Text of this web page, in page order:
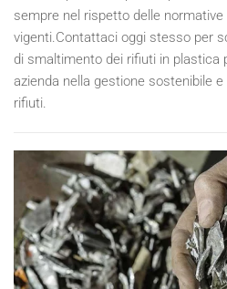
sempre nel rispetto delle
vigenti.Contattaci oggi stesso per
di smaltimento dei rifiuti in plastica
azienda nella gestione sostenibile
rifiuti.